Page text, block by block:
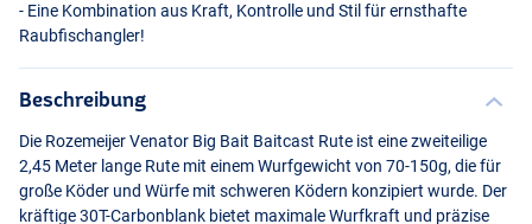
- Eine Kombination aus Kraft, Kontrolle und Stil für ernsthafte
Raubfischangler!
Beschreibung
Die Rozemeijer Venator Big Bait Baitcast Rute ist eine zweiteilige
2,45 Meter lange Rute mit einem Wurfgewicht von 70-150g, die für
große Köder und Würfe mit schweren Ködern konzipiert wurde. Der
kräftige 30T-Carbonblank bietet maximale Wurfkraft und präzise